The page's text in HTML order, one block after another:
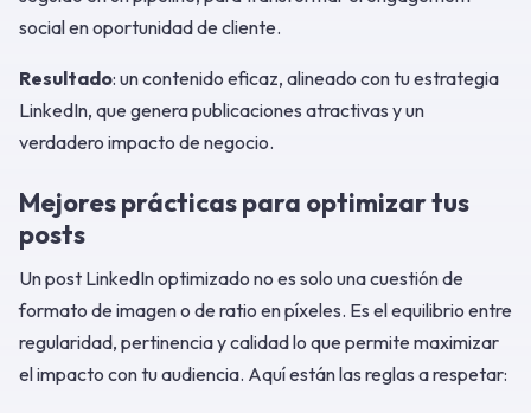
social en oportunidad de cliente.
Resultado: un contenido eficaz, alineado con tu estrategia
LinkedIn, que genera publicaciones atractivas y un
verdadero impacto de negocio.
Mejores prácticas para optimizar tus
posts
Un post LinkedIn optimizado no es solo una cuestión de
formato de imagen o de ratio en píxeles. Es el equilibrio entre
regularidad, pertinencia y calidad lo que permite maximizar
el impacto con tu audiencia. Aquí están las reglas a respetar: